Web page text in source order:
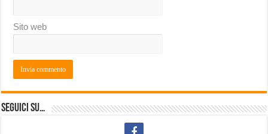
Sito web
Seguici su…